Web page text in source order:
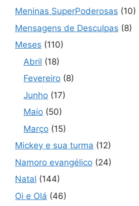
Meninas SuperPoderosas (10)
Mensagens de Desculpas (8)
Meses (110)
Abril (18)
Fevereiro (8)
Junho (17)
Maio (50)
Março (15)
Mickey e sua turma (12)
Namoro evangélico (24)
Natal (144)
Oi e Olá (46)